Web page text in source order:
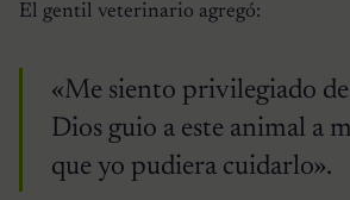
El gentil veterinario agregó:
«Me siento privilegiado
Dios guio a este animal a
que yo pudiera cuidarlo».